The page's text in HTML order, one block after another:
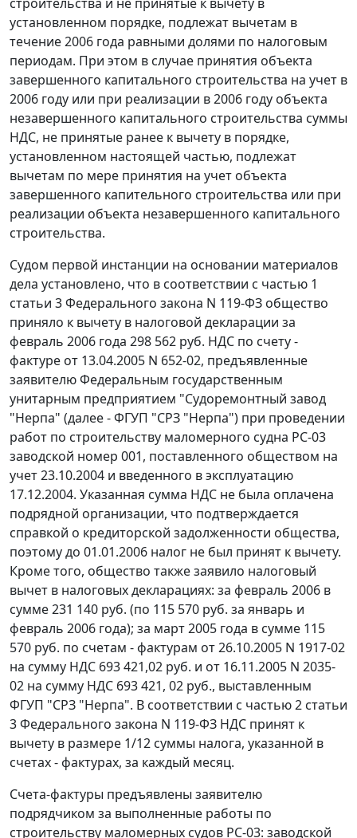
строительства и не принятые к вычету в
установленном порядке, подлежат вычетам в
течение 2006 года равными долями по налоговым
периодам. При этом в случае принятия объекта
завершенного капитального строительства на учет в
2006 году или при реализации в 2006 году объекта
незавершенного капитального строительства суммы
НДС, не принятые ранее к вычету в порядке,
установленном настоящей частью, подлежат
вычетам по мере принятия на учет объекта
завершенного капительного строительства или при
реализации объекта незавершенного капитального
строительства.
Судом первой инстанции на основании материалов
дела установлено, что в соответствии с частью 1
статьи 3Федерального закона N 119-ФЗ общество
приняло к вычету в налоговой декларации за
февраль 2006 года 298 562 руб. НДС по счету -
фактуре от 13.04.2005 N 652-02, предъявленные
заявителю Федеральным государственным
унитарным предприятием "Судоремонтный завод
"Нерпа" (далее - ФГУП "СРЗ "Нерпа") при проведении
работ по строительству маломерного судна РС-03
заводской номер 001, поставленного обществом на
учет 23.10.2004 и введенного в эксплуатацию
17.12.2004. Указанная сумма НДС не была оплачена
подрядной организации, что подтверждается
справкой о кредиторской задолженности общества,
поэтому до 01.01.2006 налог не был принят к вычету.
Кроме того, общество также заявило налоговый
вычет в налоговых декларациях: за февраль 2006 в
сумме 231 140 руб. (по 115 570 руб. за январь и
февраль 2006 года); за март 2005 года в сумме 115
570 руб. по счетам - фактурам от 26.10.2005 N 1917-02
на сумму НДС 693 421,02 руб. и от 16.11.2005 N 2035-
02 на сумму НДС 693 421, 02 руб., выставленным
ФГУП "СРЗ "Нерпа". В соответствии с частью 2 статьи
3Федерального закона N 119-ФЗ НДС принят к
вычету в размере 1/12 суммы налога, указанной в
счетах - фактурах, за каждый месяц.
Счета-фактуры предъявлены заявителю
подрядчиком за выполненные работы по
строительству маломерных судов РС-03: заводской